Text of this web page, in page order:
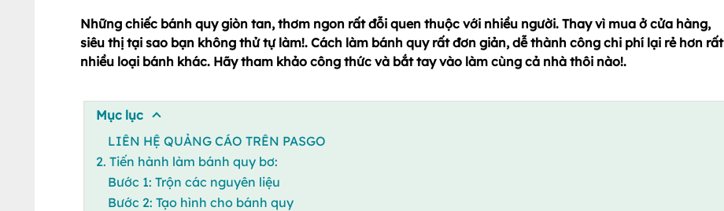
Những chiếc bánh quy giòn tan, thơm ngon rất đỗi quen thuộc với nhiều người. Thay vì mua ở cửa hàng,
siêu thị tại sao bạn không thử tự làm!. Cách làm bánh quy rất đơn giản, dễ thành công chi phí lại rẻ hơn rất
nhiều loại bánh khác. Hãy tham khảo công thức và bắt tay vào làm cùng cả nhà thôi nào!.
Mục lục
LIÊN HỆ QUẢNG CÁO TRÊN PASGO
2. Tiến hành làm bánh quy bơ:
Bước 1: Trộn các nguyên liệu
Bước 2: Tạo hình cho bánh quy